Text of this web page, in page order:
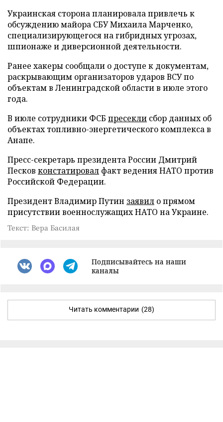
Украинская сторона планировала привлечь к
обсуждению майора СБУ Михаила Марченко,
специализирующегося на гибридных угрозах,
шпионаже и диверсионной деятельности.
Ранее хакеры сообщали о доступе к документам,
раскрывающим организаторов ударов ВСУ по
объектам в Ленинградской области в июле этого
года.
В июле сотрудники ФСБ пресекли сбор данных об
объектах топливно-энергетического комплекса в
Анапе.
Пресс-секретарь президента России Дмитрий
Песков констатировал факт ведения НАТО против
Российской Федерации.
Президент Владимир Путин заявил о прямом
присутствии военнослужащих НАТО на Украине.
Текст: Вера Басилая
Подписывайтесь на наши
каналы
Читать комментарии (28)